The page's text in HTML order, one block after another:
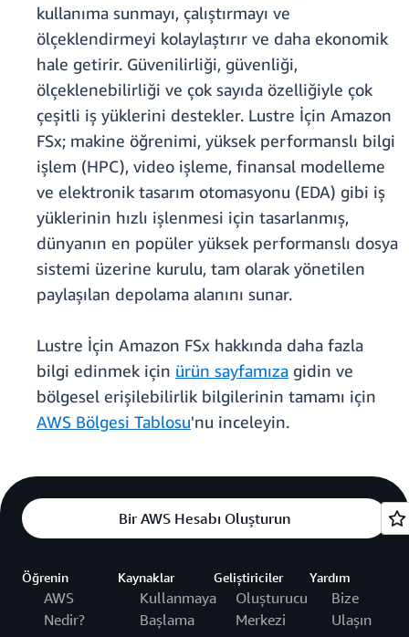
kullanıma sunmayı, çalıştırmayı ve
ölçeklendirmeyi kolaylaştırır ve daha ekonomik
hale getirir. Güvenilirliği, güvenliği,
ölçeklenebilirliği ve çok sayıda özelliğiyle çok
çeşitli iş yüklerini destekler. Lustre İçin Amazon
FSx; makine öğrenimi, yüksek performanslı bilgi
işlem (HPC), video işleme, finansal modelleme
ve elektronik tasarım otomasyonu (EDA) gibi iş
yüklerinin hızlı işlenmesi için tasarlanmış,
dünyanın en popüler yüksek performanslı dosya
sistemi üzerine kurulu, tam olarak yönetilen
paylaşılan depolama alanını sunar.
Lustre İçin Amazon FSx hakkında daha fazla
bilgi edinmek için ürün sayfamıza gidin ve
bölgesel erişilebilirlik bilgilerinin tamamı için
AWS Bölgesi Tablosu'nu inceleyin.
Bir AWS Hesabı Oluşturun
Öğrenin
AWS
Nedir?
Kaynaklar
Kullanmaya
Başlama
Geliştiriciler
Oluşturucu
Merkezi
Yardım
Bize
Ulaşın